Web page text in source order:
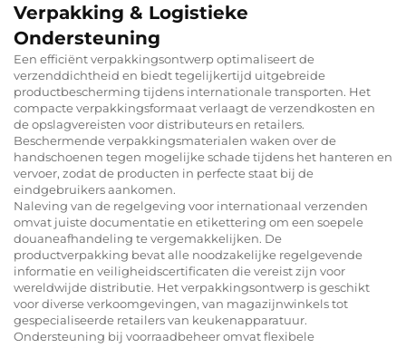
Verpakking & Logistieke
Ondersteuning
Een efficiënt verpakkingsontwerp optimaliseert de
verzenddichtheid en biedt tegelijkertijd uitgebreide
productbescherming tijdens internationale transporten. Het
compacte verpakkingsformaat verlaagt de verzendkosten en
de opslagvereisten voor distributeurs en retailers.
Beschermende verpakkingsmaterialen waken over de
handschoenen tegen mogelijke schade tijdens het hanteren en
vervoer, zodat de producten in perfecte staat bij de
eindgebruikers aankomen.
Naleving van de regelgeving voor internationaal verzenden
omvat juiste documentatie en etikettering om een soepele
douaneafhandeling te vergemakkelijken. De
productverpakking bevat alle noodzakelijke regelgevende
informatie en veiligheidscertificaten die vereist zijn voor
wereldwijde distributie. Het verpakkingsontwerp is geschikt
voor diverse verkoomgevingen, van magazijnwinkels tot
gespecialiseerde retailers van keukenapparatuur.
Ondersteuning bij voorraadbeheer omvat flexibele